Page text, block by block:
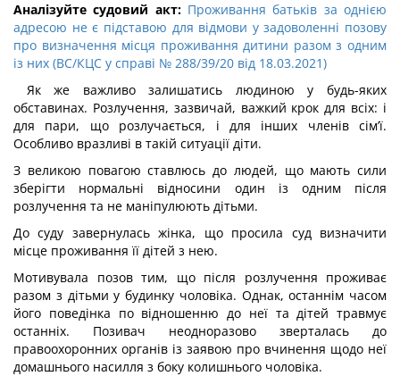
Аналізуйте судовий акт: Проживання батьків за однією
адресою не є підставою для відмови у задоволенні позову
про визначення місця проживання дитини разом з одним
із них (ВС/КЦС у справі № 288/39/20 від 18.03.2021)
Як же важливо залишатись людиною у будь-яких
обставинах. Розлучення, зазвичай, важкий крок для всіх: і
для пари, що розлучається, і для інших членів сім’ї.
Особливо вразливі в такій ситуації діти.
З великою повагою ставлюсь до людей, що мають сили
зберігти нормальні відносини один із одним після
розлучення та не маніпулюють дітьми.
До суду завернулась жінка, що просила суд визначити
місце проживання її дітей з нею.
Мотивувала позов тим, що після розлучення проживає
разом з дітьми у будинку чоловіка. Однак, останнім часом
його поведінка по відношенню до неї та дітей травмує
останніх. Позивач неодноразово зверталась до
правоохоронних органів із заявою про вчинення щодо неї
домашнього насилля з боку колишнього чоловіка.